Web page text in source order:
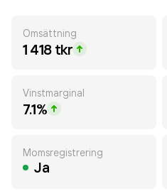
Omsättning
1 418 tkr
Vinstmarginal
7.1%
Momsregistrering
Ja